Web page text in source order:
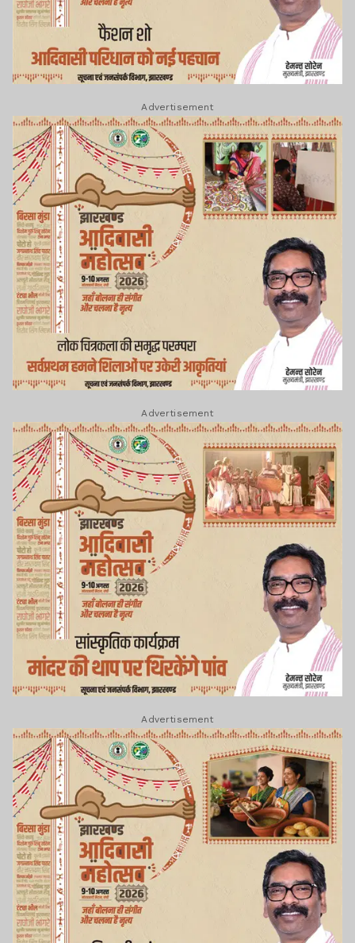
Advertisement
Advertisement
Advertisement